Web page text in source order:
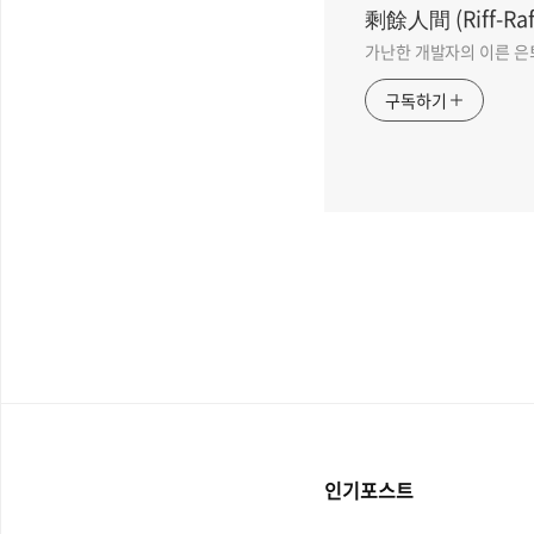
剩餘人間 (Riff-
가난한 개발자의 이른 은
구독하기
인기포스트